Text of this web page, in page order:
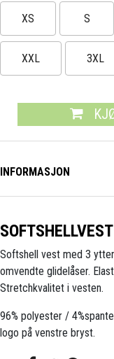
XS S
XXL 3XL
INFORMASJON
Softshell vest med 3
omvendte glidelåser.
Stretchkvalitet i vesten.
96% polyester /
logo på venstre bryst.